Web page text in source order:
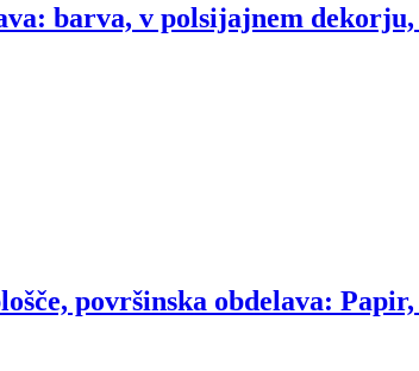
barva, v polsijajnem
površinska obdelava: